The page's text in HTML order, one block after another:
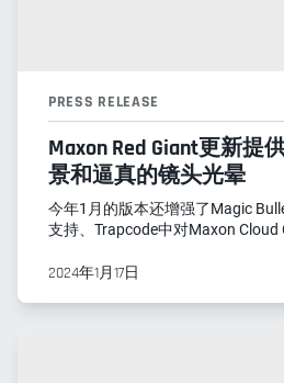
PRESS RELEASE
Maxon Red Giant更新提
景和逼真的镜头光晕
今年1月的版本还增强了Magic
支持、Trapcode中对Maxon Cloud
2024年1月17日